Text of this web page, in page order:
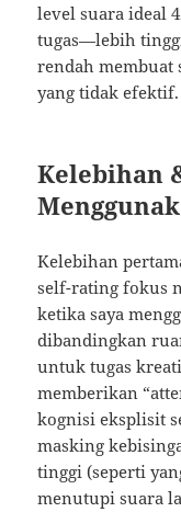
level suara ideal
tugas—lebih
rendah membuat
yang tidak efektif.
Kelebihan
Kelebihan
self-rating fokus
ketika saya
dibandingkan
untuk tugas
memberikan
kognisi eksplisit
masking
tinggi (seperti
menutupi suara